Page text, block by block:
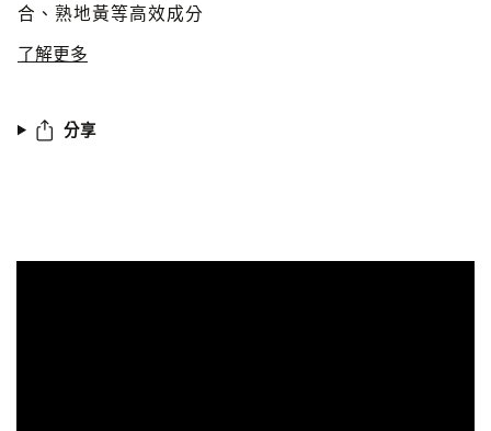
合、熟地黃等高效成分
了解更多
分享